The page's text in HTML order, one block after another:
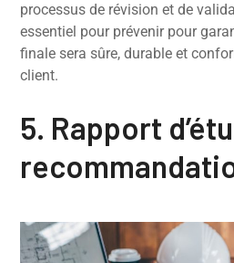
processus de révision et de
essentiel pour prévenir pour
finale sera sûre, durable et
client.
5. Rapport